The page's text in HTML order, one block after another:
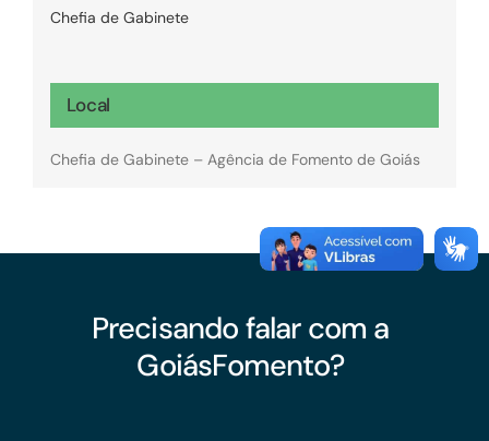
Chefia de Gabinete
Local
Chefia de Gabinete – Agência de Fomento de Goiás
Precisando falar com a
GoiásFomento?